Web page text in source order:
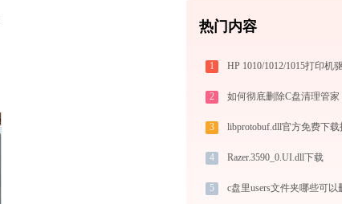
热门内容
1
2 如何彻底删除C盘清理管家
3
4 Razer.3590_0.UI.dll下载
5